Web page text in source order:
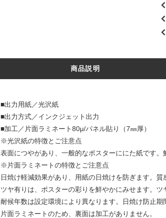
商品説明
■出力用紙／光沢紙
■出力方式／インクジェット出力
■加工／片面ラミネート80μ/パネル貼り（7㎜厚）
※光沢紙の特徴とご注意点
表面につやがあり、一般的なポスターににた紙です。
※片面ラミネートの特徴とご注意点
日焼け軽減効果があり、用紙の日焼けを防ぎます。質
ツヤ有りは、ポスターの彩りを鮮やかにみせます。
耐候年数は設定環境により異なります。日焼け防止
片面ラミネートのため、裏面は加工がありません。